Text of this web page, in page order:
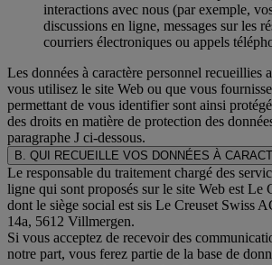
interactions avec nous (par exemple,
discussions en ligne, messages sur les
courriers électroniques ou appels
Les données à caractère personnel recueillies
vous utilisez le site Web ou que vous
permettant de vous identifier sont ainsi
des droits en matière de protection des
paragraphe J ci-dessous.
B. QUI RECUEILLE VOS DONNÉES À
Le responsable du traitement chargé des
ligne qui sont proposés sur le site Web est Le
dont le siège social est sis Le Creuset Swiss
14a, 5612 Villmergen.
Si vous acceptez de recevoir des
notre part, vous ferez partie de la base de